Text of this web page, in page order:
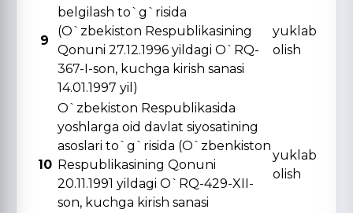
9
belgilash to`g`risida
(O`zbekiston Respublikasining
Qonuni 27.12.1996 yildagi O`RQ-
367-I-son, kuchga kirish sanasi
14.01.1997 yil)
yuklab
olish
10
O`zbekiston Respublikasida
yoshlarga oid davlat siyosatining
asoslari to`g`risida (O`zbenkiston
Respublikasining Qonuni
20.11.1991 yildagi O`RQ-429-XII-
son, kuchga kirish sanasi
yuklab
olish